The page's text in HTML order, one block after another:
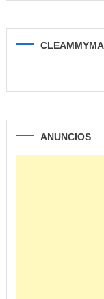
ANUNCIOS